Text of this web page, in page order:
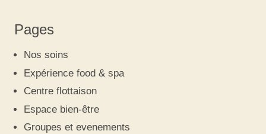
Pages
Nos soins
Expérience food & spa
Centre flottaison
Espace bien-être
Groupes et evenements